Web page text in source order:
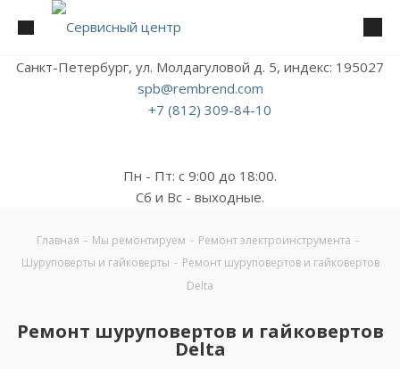
Санкт-Петербург, ул. Молдагуловой д. 5, индекс: 195027
spb@rembrend.com
+7 (812) 309-84-10
Пн - Пт: с 9:00 до 18:00.
Сб и Вс - выходные.
Главная - Мы ремонтируем - Ремонт электроинструмента -
Шуруповерты и гайковерты - Ремонт шуруповертов и гайковертов
Delta
Ремонт шуруповертов и гайковертов
Delta